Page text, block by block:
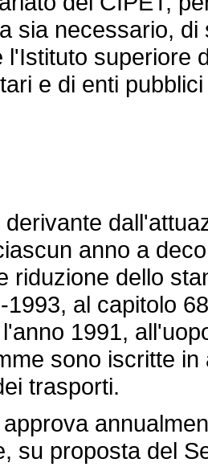
sia necessario,
l'Istituto superiore
e di enti
anno a
riduzione dello
1993, al capitolo
1991,
sono iscritte
trasporti.
su proposta del